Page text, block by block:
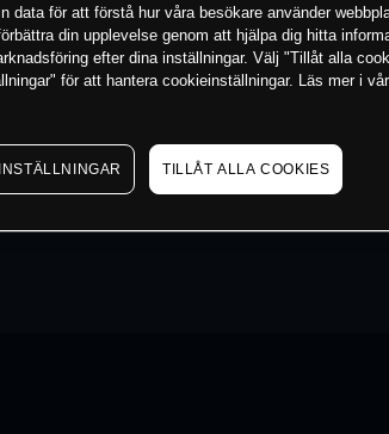
data för att förstå hur våra besökare använder
din upplevelse genom att hjälpa dig hitta
efter dina inställningar. Välj "Tillåt alla
för att hantera cookieinställningar. Läs mer i vår
TILLÅT ALLA COOKIES